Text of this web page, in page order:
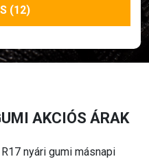
(12)
AKCIÓS ÁRAK
nyári gumi másnapi